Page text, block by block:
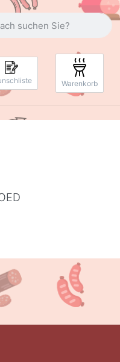
einen Suchbegriff ein.
Warenkorb